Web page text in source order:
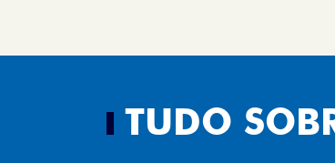
TUDO